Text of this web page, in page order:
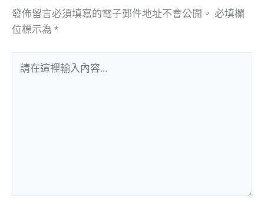
發佈留言必須填寫的電子郵件地址不會公開。 必填欄
位標示為 *
在